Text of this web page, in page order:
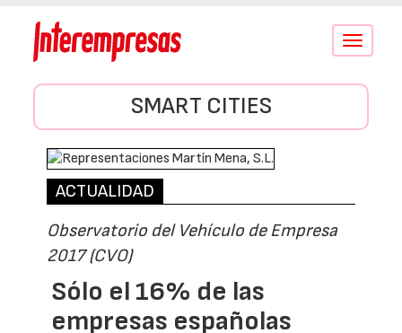
Conmutar
SMART CITIES
ACTUALIDAD
Observatorio del Vehículo de Empresa
2017 (CVO)
Sólo el 16% de las
empresas españolas